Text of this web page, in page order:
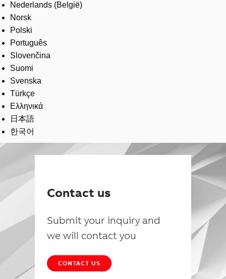
Nederlands (België)
Norsk
Polski
Português
Slovenčina
Suomi
Svenska
Türkçe
Ελληνικά
日本語
한국어
Contact us
Submit your inquiry and
we will contact you
CONTACT US